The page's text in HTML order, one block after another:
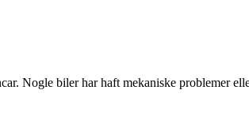
Nogle biler har haft mekaniske problemer